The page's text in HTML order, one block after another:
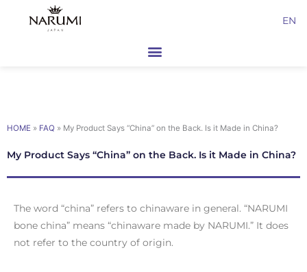
EN
HOME » FAQ » My Product Says “China” on the Back. Is it Made in China?
My Product Says “China” on the Back. Is it Made in China?
The word “china” refers to chinaware in general. “NARUMI
bone china” means “chinaware made by NARUMI.” It does
not refer to the country of origin.